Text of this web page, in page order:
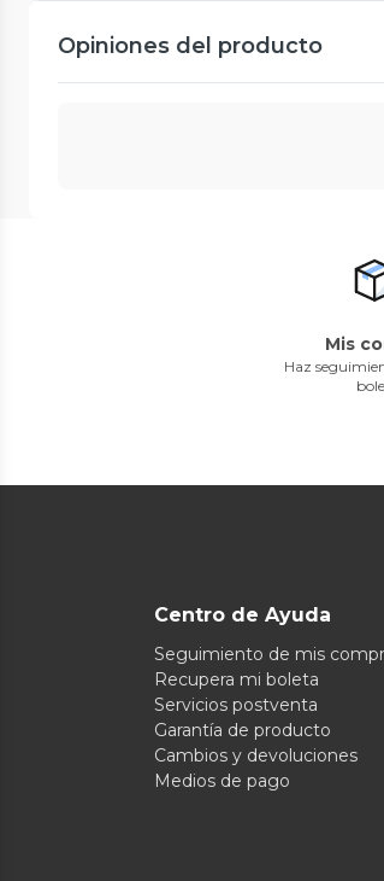
Opiniones del producto
Mis
Haz
Centro de Ayuda
Seguimiento de mis
Recupera mi boleta
Servicios postventa
Garantía de producto
Cambios y devoluciones
Medios de pago